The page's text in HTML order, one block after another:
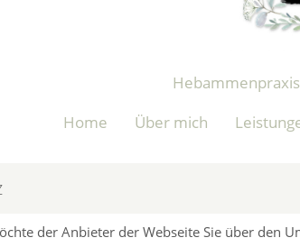
Home
Über mich
der Anbieter der Webseite Sie über den